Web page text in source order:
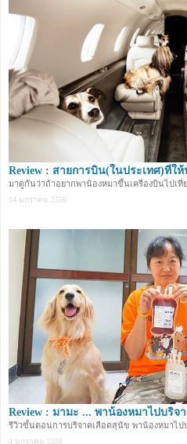
Review : สายการบิน(ในประเทศ)ที่ใ
มาดูกันว่าถ้าอยากพาน้องหมาขึ้นเครื่องบินไปเที่ย
14 มกราคม 2556
Review : มามะ ... พาน้องหมาไปบริจ
รีวิวขั้นตอนการบริจาคเลือดสุนัข พาน้องหมาไป
4 มกราคม 2556